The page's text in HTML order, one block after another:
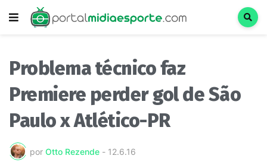
Problema técnico faz
Premiere perder gol de São
Paulo x Atlético-PR
por Otto Rezende - 12.6.16